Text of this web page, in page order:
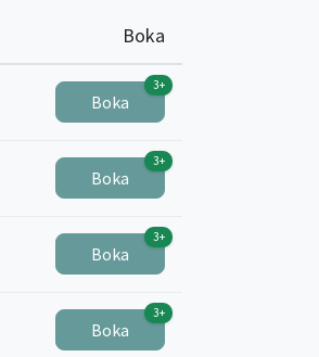
Boka
Boka
3+
Boka
3+
Boka
3+
Boka
3+